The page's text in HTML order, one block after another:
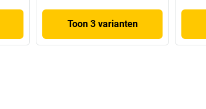
Toon 3 varianten